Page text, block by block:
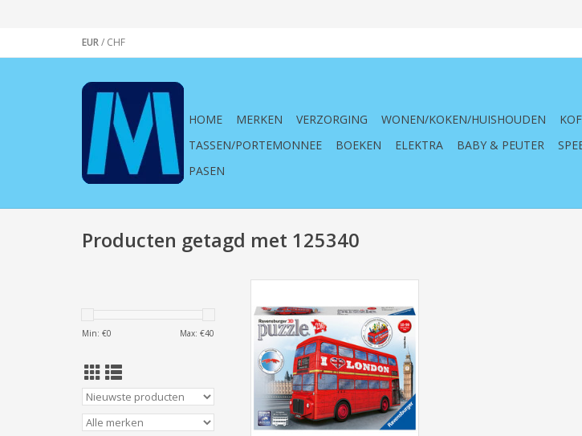
EUR/ CHF
HOME MERKEN VERZORGING WONEN/KOKEN/HUISHOUDEN
TASSEN/PORTEMONNEE
BOEKEN ELEKTRA BABY & PEUTER
PASEN
Producten getagd met 125340
Min: €0 Max: €40
Bus, bus, rode bus, bus, voertuig,
kinderen, puzzelen, puzzel, kind,
jongen, meisje,
TOEVOEGEN AAN WINKELWAGEN